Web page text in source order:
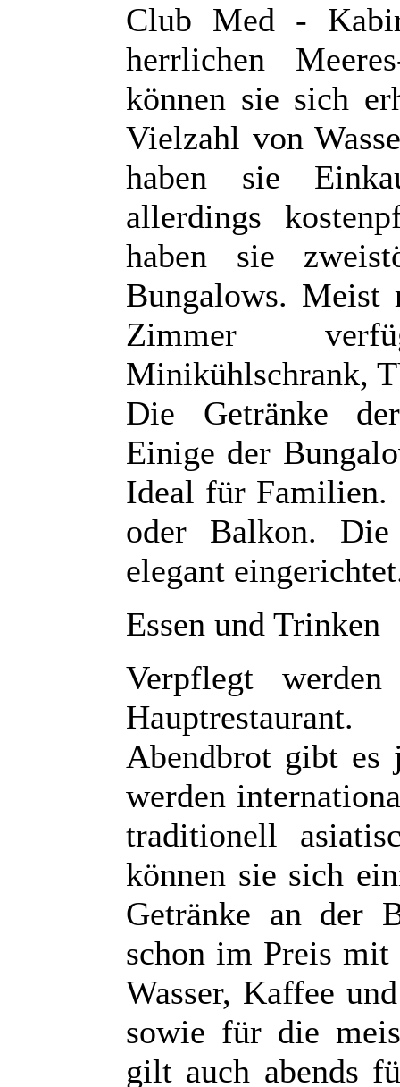
Club Med -
herrlichen
können sie sich
Vielzahl von
haben sie
allerdings
haben sie
Bungalows.
Zimmer
Minikühlschrank,
Die Getränke
Einige der
Ideal für Familien.
oder Balkon.
elegant
Essen und Trinken
Verpflegt
Abendbrot gibt es
werden
traditionell
können sie sich
Getränke an der
schon im Preis
Wasser, Kaffee
sowie für die
gilt auch abends